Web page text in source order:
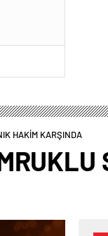
HAKİM KARŞINDA